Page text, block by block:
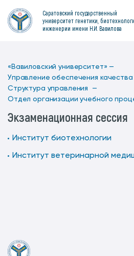
Саратовский государственный
университет генетики,
инженерии имени Н.И. Вавилова
«Вавиловский университет» —
Управление обеспечения
Структура управления —
Отдел организации учебного
Экзаменационная сессия
Институт биотехнологии
Институт ветеринарной